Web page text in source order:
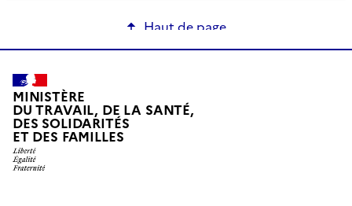
Haut de page
MINISTÈRE
DU TRAVAIL, DE LA SANTÉ,
DES SOLIDARITÉS
ET DES FAMILLES